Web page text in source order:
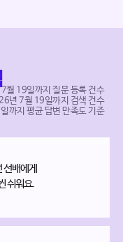
19일까지 질문 등록 건수
년 7월 19일까지 검색 건수
지 평균 답변 만족도 기준
배에게
쉬워요.